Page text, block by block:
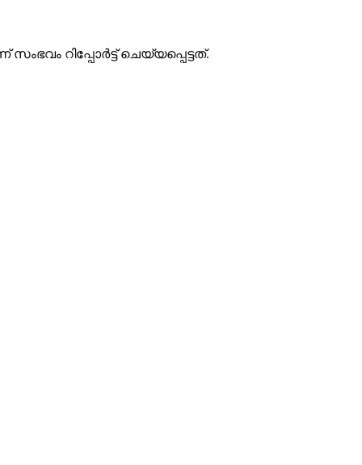
റിപ്പോര്‍ട്ട് ചെയ്യപ്പെട്ടത്.